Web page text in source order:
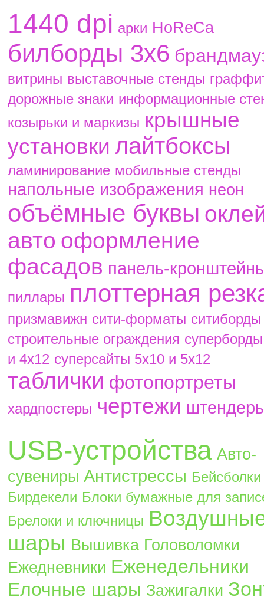
1440 dpi aрки HoReCa
билборды 3х6
витрины выставочные стенды
дорожные знаки информационные
козырьки и маркизы крышные
установки лайтбоксы
ламинирование мобильные стенды
напольные изображения неон
объёмные буквы
авто оформление
фасадов панель-
пиллары плоттерная
призмавижн сити-форматы ситиборды
строительные ограждения
и 4х12 суперсайты 5х10 и 5х12
таблички фотопортреты
хардпостеры чертежи
USB-устройства Авто-
сувениры Антистрессы Бейсболки
Бирдекели Блоки бумажные для
Брелоки и ключницы
шары Вышивка Головоломки
Ежедневники Еженедельники
Елочные шары Зажигалки